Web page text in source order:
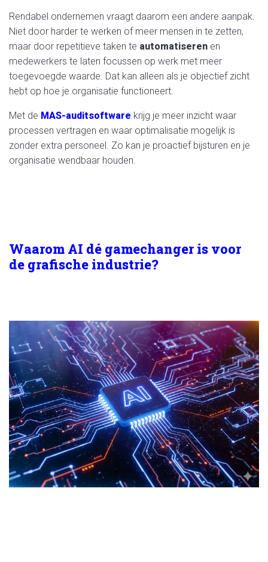
Rendabel ondernemen vraagt daarom een andere aanpak.
Niet door harder te werken of meer mensen in te zetten,
maar door repetitieve taken te automatiseren en
medewerkers te laten focussen op werk met meer
toegevoegde waarde. Dat kan alleen als je objectief zicht
hebt op hoe je organisatie functioneert.
Met de MAS-auditsoftware krijg je meer inzicht waar
processen vertragen en waar optimalisatie mogelijk is
zonder extra personeel. Zo kan je proactief bijsturen en je
organisatie wendbaar houden.
Waarom AI dé gamechanger is voor
de grafische industrie?